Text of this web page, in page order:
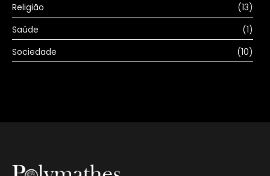
Religião
(13)
Saúde
(1)
Sociedade
(10)